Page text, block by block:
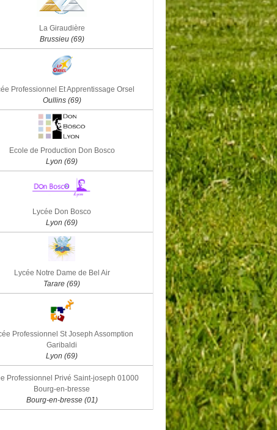
La Giraudière
Brussieu (69)
Professionnel Et Apprentissage Orsel
Oullins (69)
Ecole de Production Don Bosco
Lyon (69)
Lycée Don Bosco
Lyon (69)
Lycée Notre Dame de Bel Air
Tarare (69)
Professionnel St Joseph Assomption
Garibaldi
Lyon (69)
Professionnel Privé Saint-joseph 01000
Bourg-en-bresse
Bourg-en-bresse (01)